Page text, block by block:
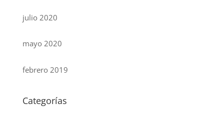
julio 2020
mayo 2020
febrero 2019
Categorías